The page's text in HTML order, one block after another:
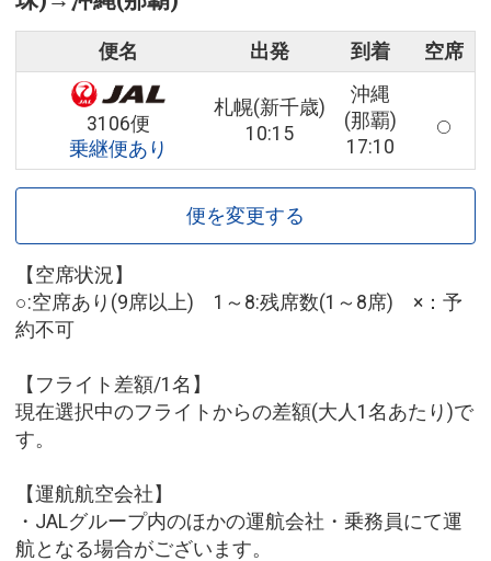
便名 出発 到着 空席
3106便
乗継便あり
札幌(新千歳)
10:15
沖縄
(那覇)
17:10
便を変更する
【空席状況】
○:空席あり(9席以上) 1～8:残席数(1～8席) ×：予
約不可
【フライト差額/1名】
現在選択中のフライトからの差額(大人1名あたり)で
す。
【運航航空会社】
・JALグループ内のほかの運航会社・乗務員にて運
航となる場合がございます。